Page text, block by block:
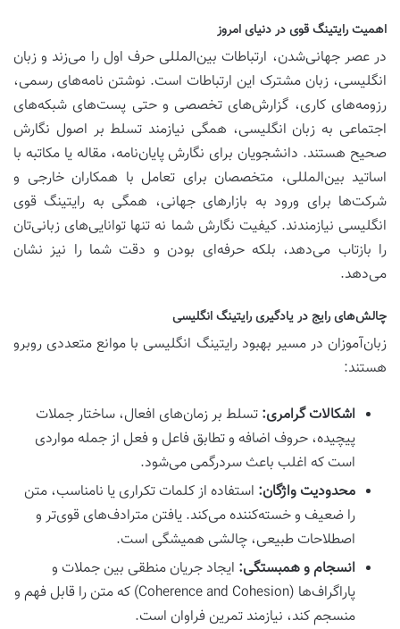
اهمیت رایتینگ قوی در دنیای امروز
در عصر جهانی‌شدن، ارتباطات بین‌المللی حرف اول را می‌زند و زبان
انگلیسی، زبان مشترک این ارتباطات است. نوشتن نامه‌های رسمی،
رزومه‌های کاری، گزارش‌های تخصصی و حتی پست‌های شبکه‌های
اجتماعی به زبان انگلیسی، همگی نیازمند تسلط بر اصول نگارش
صحیح هستند. دانشجویان برای نگارش پایان‌نامه، مقاله یا مکاتبه با
اساتید بین‌المللی، متخصصان برای تعامل با همکاران خارجی و
شرکت‌ها برای ورود به بازارهای جهانی، همگی به رایتینگ قوی
انگلیسی نیازمندند. کیفیت نگارش شما نه تنها توانایی‌های زبانی‌تان
را بازتاب می‌دهد، بلکه حرفه‌ای بودن و دقت شما را نیز نشان
می‌دهد.
چالش‌های رایج در یادگیری رایتینگ انگلیسی
زبان‌آموزان در مسیر بهبود رایتینگ انگلیسی با موانع متعددی روبرو
هستند:
اشکالات گرامری: تسلط بر زمان‌های افعال، ساختار جملات
پیچیده، حروف اضافه و تطابق فاعل و فعل از جمله مواردی
است که اغلب باعث سردرگمی می‌شود.
محدودیت واژگان: استفاده از کلمات تکراری یا نامناسب، متن
را ضعیف و خسته‌کننده می‌کند. یافتن مترادف‌های قوی‌تر و
اصطلاحات طبیعی، چالشی همیشگی است.
انسجام و همبستگی: ایجاد جریان منطقی بین جملات و
پاراگراف‌ها (Coherence and Cohesion) که متن را قابل فهم و
منسجم کند، نیازمند تمرین فراوان است.